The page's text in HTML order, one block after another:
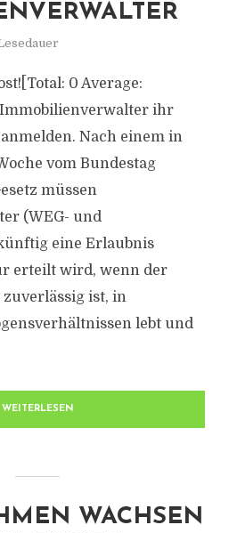
0 Average:
ihr
Nach einem in
vom Bundestag
müssen
(WEG- und
eine Erlaubnis
erteilt wird, wenn der
zuverlässig ist, in
lebt und
WEITERLESEN
WACHSEN